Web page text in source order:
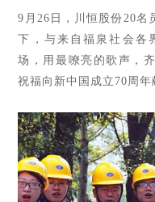
9月26日 ， 川恒股份20名
下 ， 与来自福泉社会各
场，用最嘹亮的歌声，
祝福向新中国成立70周年